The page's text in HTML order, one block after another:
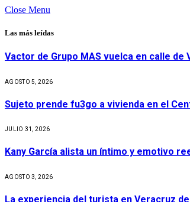
Close Menu
Las más leídas
Vactor de Grupo MAS vuelca en calle de
AGOSTO 5, 2026
Sujeto prende fu3go a vivienda en el
JULIO 31, 2026
Kany García alista un íntimo y emotivo
AGOSTO 3, 2026
La experiencia del turista en Veracruz